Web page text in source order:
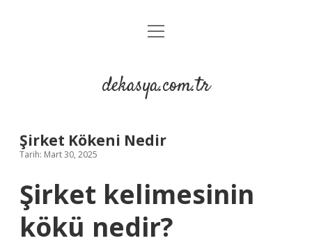
Anasayfa
Yasal Uyarı
menüyü
dekasya.com.tr
Şirket Kökeni Nedir
Tarih: Mart 30, 2025
Şirket kelimesinin
kökü nedir?